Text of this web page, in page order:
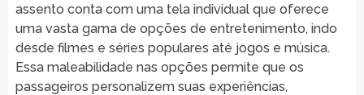
assento conta com uma tela individual que oferece
uma vasta gama de opções de entretenimento, indo
desde filmes e séries populares até jogos e música.
Essa maleabilidade nas opções permite que os
passageiros personalizem suas experiências,